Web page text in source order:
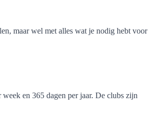
maar wel met alles wat je nodig hebt voor
en 365 dagen per jaar. De clubs zijn